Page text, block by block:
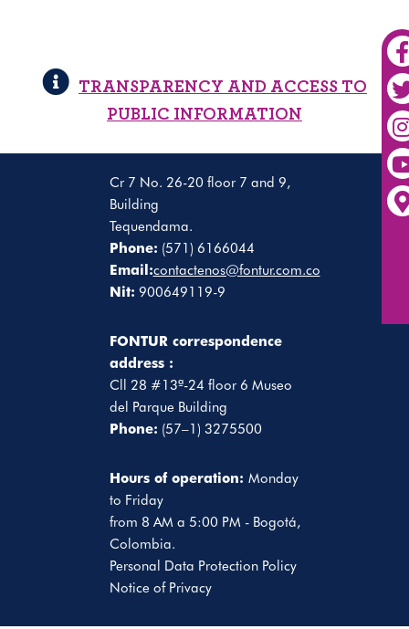
TRANSPARENCY AND ACCESS TO
PUBLIC INFORMATION
Cr 7 No. 26-20 floor 7 and 9,
Building
Tequendama.
Phone: (571) 6166044
Email:contactenos@fontur.com.co
Nit: 900649119-9
FONTUR correspondence
address :
Cll 28 #13ª-24 floor 6 Museo
del Parque Building
Phone: (57–1) 3275500
Hours of operation: Monday
to Friday
from 8 AM a 5:00 PM - Bogotá,
Colombia.
Personal Data Protection Policy
Notice of Privacy